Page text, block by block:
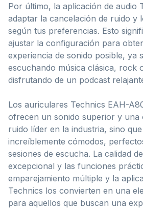
Por último, la aplicación de audio
adaptar la cancelación de ruido y
según tus preferencias. Esto
ajustar la configuración para
experiencia de sonido posible, ya
escuchando música clásica, rock
disfrutando de un podcast
Los auriculares Technics EAH-
ofrecen un sonido superior y una
ruido líder en la industria, sino
increíblemente cómodos,
sesiones de escucha. La calidad
excepcional y las funciones
emparejamiento múltiple y la
Technics los convierten en una
para aquellos que buscan una